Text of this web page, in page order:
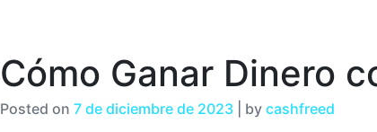
Cómo Ganar Dinero
Posted on 7 de diciembre de 2023| by cashfreed